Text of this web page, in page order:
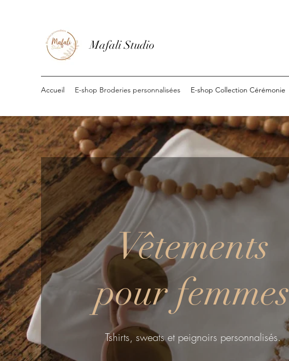
Mafali Studio
Accueil E-shop Broderies personnalisées E-shop Collection Cérémonie
Vêtements
pour femmes
Tshirts, sweats et peignoirs personnalisés.